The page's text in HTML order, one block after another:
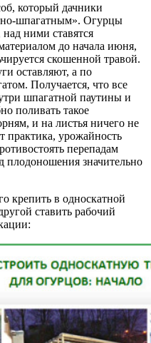
который дачники
шпагатным». Огурцы
ними ставятся
до начала июня,
скошенной травой.
оставляют, а по
Получается, что все
шпагатной паутины и
поливать такое
и на листья ничего не
практика, урожайность
перепадам
плодоношения значительно
крепить в односкатной
ставить рабочий